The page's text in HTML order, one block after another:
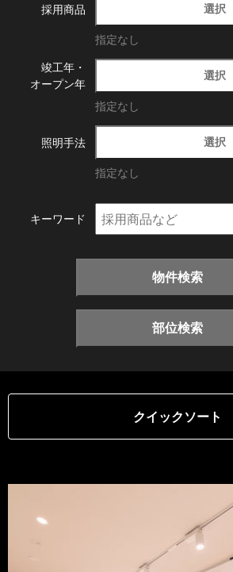
採用商品 選択
指定なし
竣工年・
オープン年
選択
指定なし
照明手法 選択
指定なし
キーワード
物件検索
部位検索
クイックソート